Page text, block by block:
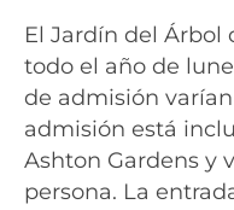
El Jardín del Árbol
todo el año de
de admisión
admisión está
Ashton Gardens y
persona. La